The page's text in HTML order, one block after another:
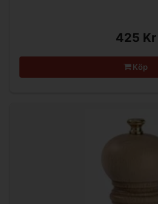
425 Kr
Köp